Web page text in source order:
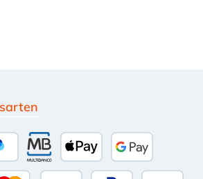
(10 Tage Netto)
MultibancoApple PayGoogle Pay